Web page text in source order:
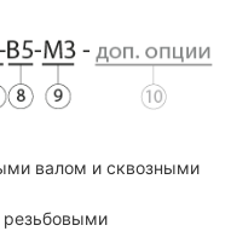
валом и сквозными